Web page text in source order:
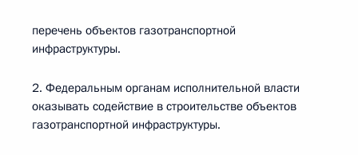
перечень объектов газотранспортной
инфраструктуры.
2. Федеральным органам исполнительной власти
оказывать содействие в строительстве объектов
газотранспортной инфраструктуры.